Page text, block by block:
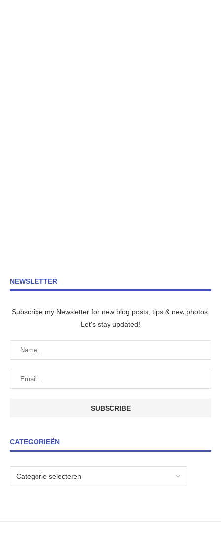
NEWSLETTER
Subscribe my Newsletter for new blog posts, tips & new photos.
Let's stay updated!
CATEGORIEËN